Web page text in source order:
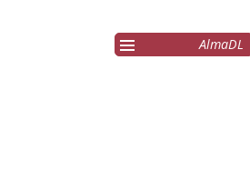
AlmaDL